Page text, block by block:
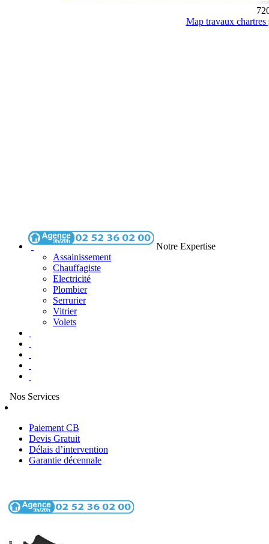
Notre Expertise
Assainissement
Chauffagiste
Electricité
Plombier
Serrurier
Vitrier
Volets
Nos Services
Paiement CB
Devis Gratuit
Délais d’intervention
Garantie décennale
Map travaux chartres